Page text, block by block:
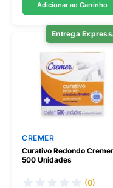
Adicionar ao Carrinho
Entrega
CREMER
Curativo Redondo Cremer
500 Unidades
(0)